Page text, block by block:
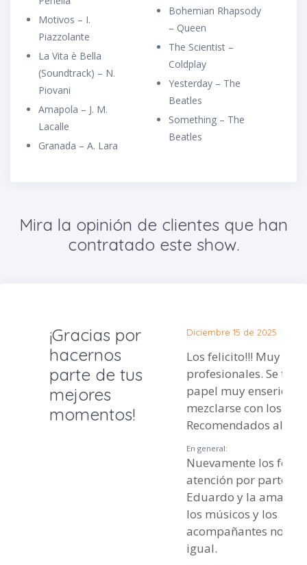
Motivos – I.
Piazzolante
La Vita è Bella
(Soundtrack) – N.
Piovani
Amapola – J. M.
Lacalle
Granada – A. Lara
Bohemian Rhapsody
– Queen
The Scientist –
Coldplay
Yesterday – The
Beatles
Something – The
Beatles
Mira la opinión de clientes que han
contratado este show.
¡Gracias por
hacernos
parte de tus
mejores
momentos!
Diciembre 15 de 2025
Los felicito!!! Muy
profesionales. Se tomaron el
papel muy enserio al
mezclarse con los
Recomendados al
En general:
Nuevamente los felicito.
atención por parte de
Eduardo y la
los músicos y los
acompañantes no
igual.